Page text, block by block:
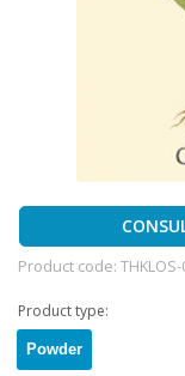
Product code:
Product type:
Powder